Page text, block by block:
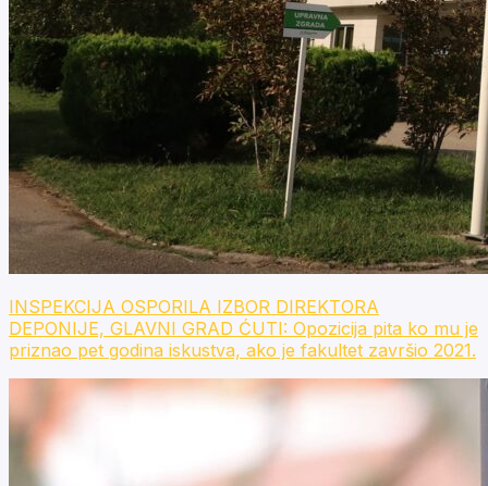
INSPEKCIJA OSPORILA IZBOR DIREKTORA
DEPONIJE, GLAVNI GRAD ĆUTI: Opozicija pita ko mu je
priznao pet godina iskustva, ako je fakultet završio 2021.